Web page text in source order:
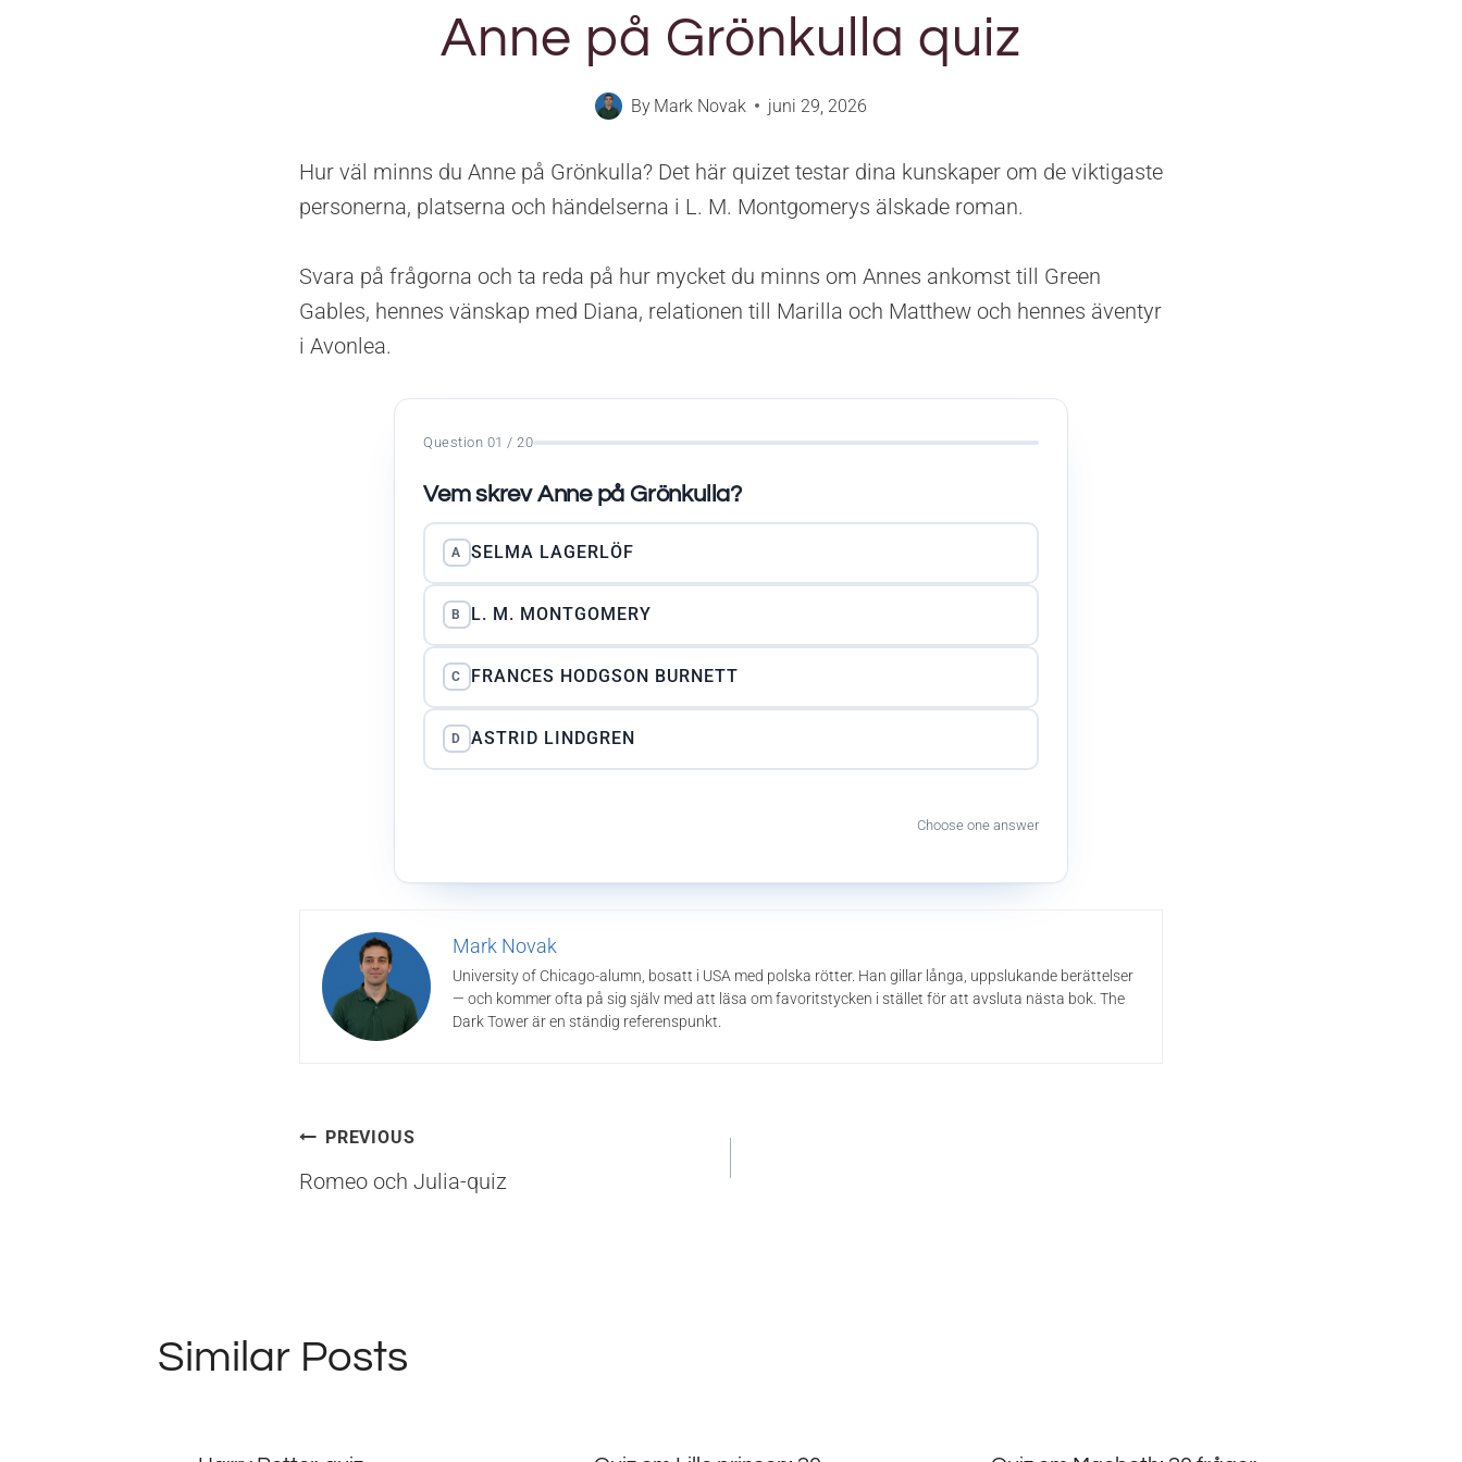
Anne på Grönkulla quiz
By Mark Novak juni 29, 2026
Hur väl minns du Anne på Grönkulla? Det här quizet testar dina kunskaper om de viktigaste
personerna, platserna och händelserna i L. M. Montgomerys älskade roman.
Svara på frågorna och ta reda på hur mycket du minns om Annes ankomst till Green
Gables, hennes vänskap med Diana, relationen till Marilla och Matthew och hennes äventyr
i Avonlea.
Question 01 / 20
Vem skrev Anne på Grönkulla?
A SELMA LAGERLÖF
B L. M. MONTGOMERY
C FRANCES HODGSON BURNETT
D ASTRID LINDGREN
Choose one answer
Mark Novak
University of Chicago-alumn, bosatt i USA med polska rötter. Han gillar långa, uppslukande berättelser
— och kommer ofta på sig själv med att läsa om favoritstycken i stället för att avsluta nästa bok. The
Dark Tower är en ständig referenspunkt.
Inläggsnavigering
PREVIOUS
Romeo och Julia-quiz
Similar Posts